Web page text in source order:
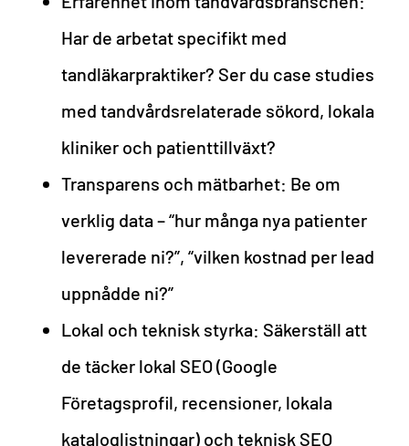
Har de arbetat specifikt med
tandläkarpraktiker? Ser du case studies
med tandvårdsrelaterade sökord, lokala
kliniker och patienttillväxt?
Transparens och mätbarhet: Be om
verklig data – “hur många nya patienter
levererade ni?”, “vilken kostnad per lead
uppnådde ni?”
Lokal och teknisk styrka: Säkerställ att
de täcker lokal SEO (Google
Företagsprofil, recensioner, lokala
kataloglistningar) och teknisk SEO